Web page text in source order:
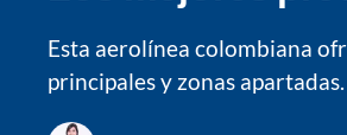
Esta aerolínea colombiana
principales y zonas apartadas.